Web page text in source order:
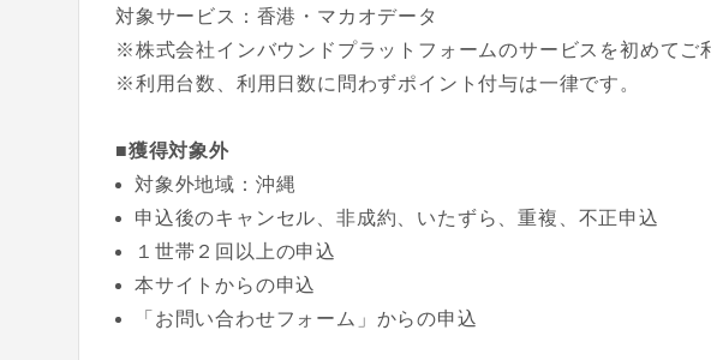
対象サービス：香港・マカオデータ
※株式会社インバウンドプラットフォームのサービスを初めてご
※利用台数、利用日数に問わずポイント付与は一律です。
■獲得対象外
対象外地域：沖縄
申込後のキャンセル、非成約、いたずら、重複、不正申込
１世帯２回以上の申込
本サイトからの申込
「お問い合わせフォーム」からの申込